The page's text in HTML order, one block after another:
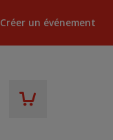
Créer un événement